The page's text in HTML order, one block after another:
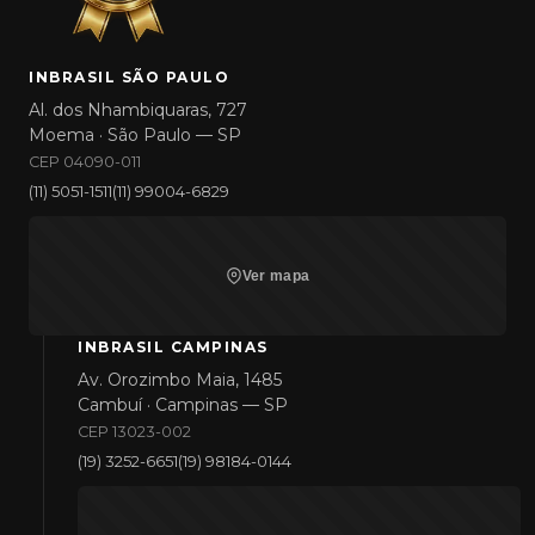
INBRASIL SÃO PAULO
Al. dos Nhambiquaras, 727
Moema · São Paulo — SP
CEP 04090-011
(11) 5051-1511(11) 99004-6829
Ver mapa
INBRASIL CAMPINAS
Av. Orozimbo Maia, 1485
Cambuí · Campinas — SP
CEP 13023-002
(19) 3252-6651(19) 98184-0144